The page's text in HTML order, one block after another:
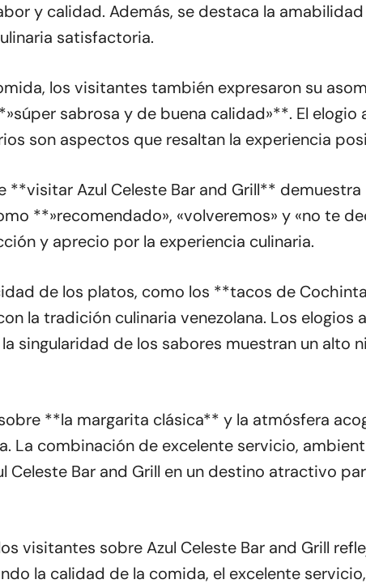
y calidad. Además, se destaca la
satisfactoria.
los visitantes también expresaron su
sabrosa y de buena calidad»**. El elogio
son aspectos que resaltan la experiencia
**visitar Azul Celeste Bar and Grill**
**»recomendado», «volveremos» y «no te
y aprecio por la experiencia culinaria.
de los platos, como los **tacos de
la tradición culinaria venezolana. Los elogios
singularidad de los sabores muestran un alto
**la margarita clásica** y la atmósfera
La combinación de excelente servicio,
Celeste Bar and Grill en un destino atractivo
visitantes sobre Azul Celeste Bar and Grill
la calidad de la comida, el excelente